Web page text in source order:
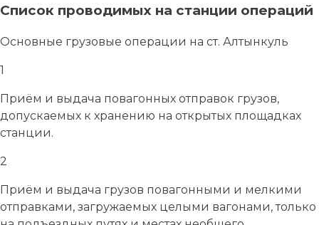
Список проводимых на станции операций
Основные грузовые операции на ст. Алтынкуль
1
Приём и выдача повагонных отправок грузов,
допускаемых к хранению на открытых площадках
станции.
2
Приём и выдача грузов повагонными и мелкими
отправками, загружаемых целыми вагонами, только